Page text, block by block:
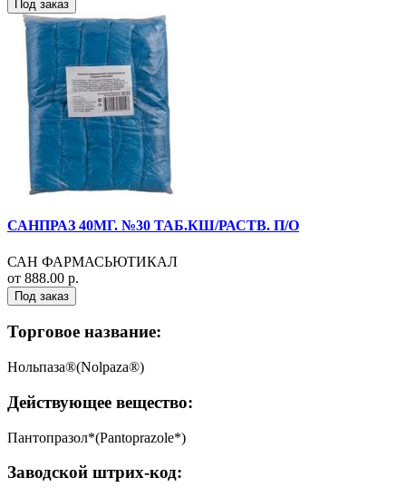
Под заказ
САНПРАЗ 40МГ. №30 ТАБ.КШ/РАСТВ. П/О
САН ФАРМАСЬЮТИКАЛ
от 888.00 р.
Под заказ
Торговое название:
Нольпаза®(Nolpaza®)
Действующее вещество:
Пантопразол*(Pantoprazole*)
Заводской штрих-код: